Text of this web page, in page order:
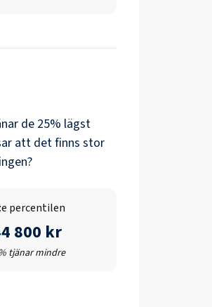
de 25% lägst
att det finns stor
percentilen
800 kr
tjänar mindre